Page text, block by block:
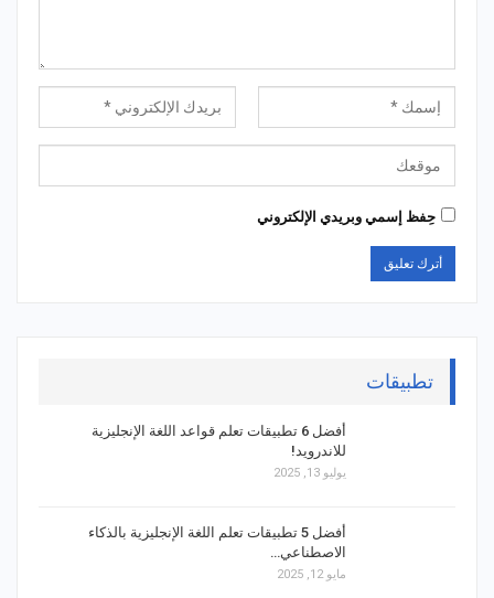
حِفظ إسمي وبريدي الإلكتروني
تطبيقات
أفضل 6 تطبيقات تعلم قواعد اللغة الإنجليزية
للاندرويد!
يوليو 13, 2025
أفضل 5 تطبيقات تعلم اللغة الإنجليزية بالذكاء
الاصطناعي…
مايو 12, 2025